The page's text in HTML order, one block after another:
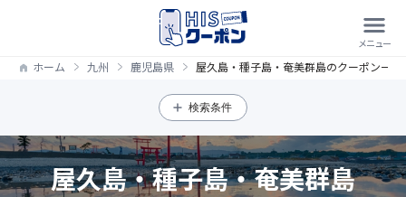
ホーム 九州 鹿児島県 屋久島・種子島・奄美群島のクーポン一覧
検索条件
屋久島・種子島・奄美群島